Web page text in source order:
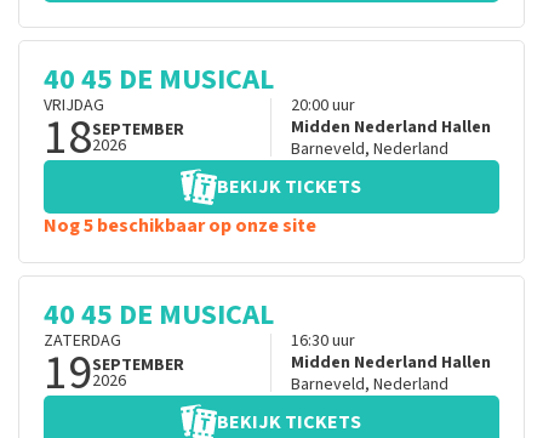
40 45 DE MUSICAL
VRIJDAG
18SEPTEMBER
2026
20:00uur
Midden Nederland Hallen
Barneveld, Nederland
BEKIJK TICKETS
Nog 5 beschikbaar op onze site
40 45 DE MUSICAL
ZATERDAG
19SEPTEMBER
2026
16:30uur
Midden Nederland Hallen
Barneveld, Nederland
BEKIJK TICKETS